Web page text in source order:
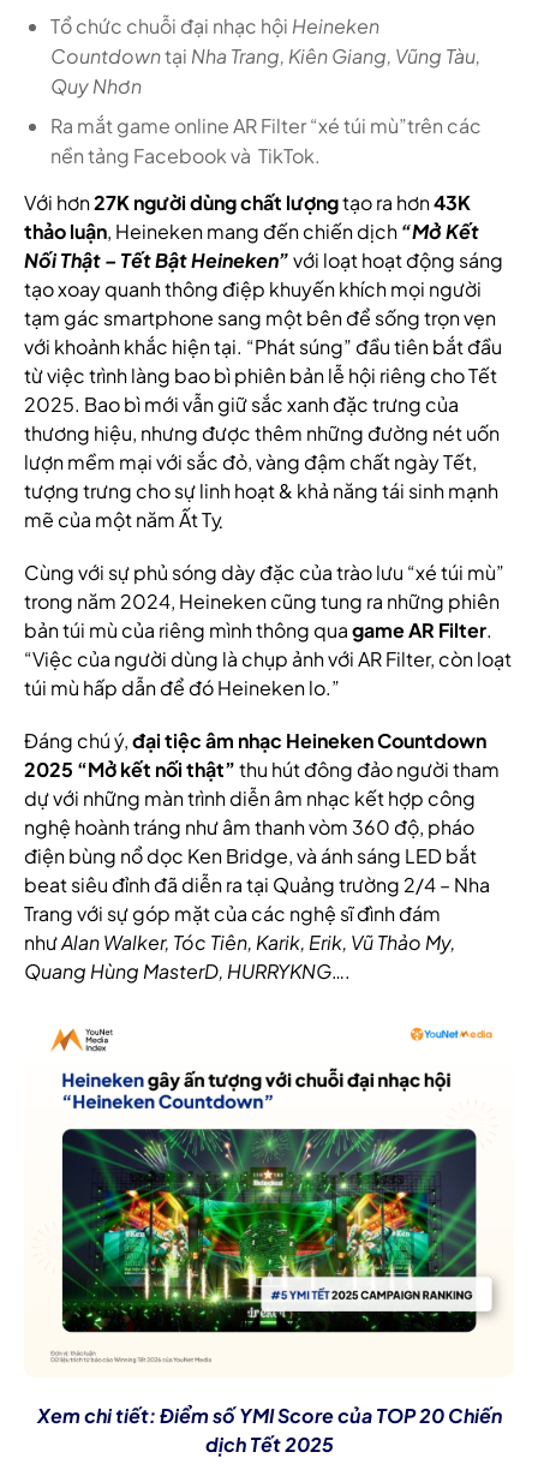
Tổ chức chuỗi đại nhạc hội Heineken
Countdowntại Nha Trang, Kiên Giang, Vũng Tàu,
Quy Nhơn
Ra mắt game online AR Filter “xé túi mù”trên các
nền tảng Facebook và TikTok.
Với hơn27K người dùng chất lượngtạo ra hơn43K
thảo luận, Heineken mang đến chiến dịch“Mở Kết
Nối Thật – Tết Bật Heineken”với loạt hoạt động sáng
tạo xoay quanh thông điệp khuyến khích mọi người
tạm gác smartphone sang một bên để sống trọn vẹn
với khoảnh khắc hiện tại. “Phát súng” đầu tiên bắt đầu
từ việc trình làng bao bì phiên bản lễ hội riêng cho Tết
2025. Bao bì mới vẫn giữ sắc xanh đặc trưng của
thương hiệu, nhưng được thêm những đường nét uốn
lượn mềm mại với sắc đỏ, vàng đậm chất ngày Tết,
tượng trưng cho sự linh hoạt & khả năng tái sinh mạnh
mẽ của một năm Ất Tỵ
Cùng với sự phủ sóng dày đặc của trào lưu “xé túi mù”
trong năm 2024, Heineken cũng tung ra những phiên
bản túi mù của riêng mình thông quagame AR Filter.
“Việc của người dùng là chụp ảnh với AR Filter, còn loạt
túi mù hấp dẫn để đó Heineken lo.”
Đáng chú ý,đại tiệc âm nhạc Heineken Countdown
2025 “Mở kết nối thật”thu hút đông đảo người tham
dự với những màn trình diễn âm nhạc kết hợp công
nghệ hoành tráng như âm thanh vòm 360 độ, pháo
điện bùng nổ dọc Ken Bridge, và ánh sáng LED bắt
beat siêu đỉnh đã diễn ra tại Quảng trường 2/4 – Nha
Trang với sự góp mặt của các nghệ sĩ đình đám
nhưAlan Walker, Tóc Tiên, Karik, Erik, Vũ Thảo My,
Quang Hùng MasterD, HURRYKNG….
Xem chi tiết: Điểm số YMI Score của TOP 20 Chiến
dịch Tết 2025